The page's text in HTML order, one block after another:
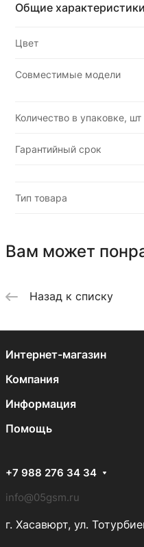
Общие характеристики
Цвет
Совместимые модели
Количество в упаковке, шт
Гарантийный срок
Тип товара
Вам может
Назад к списку
Интернет-магазин
Компания
Информация
Помощь
+7 988 276 34 34
info@05gsm.ru
г. Хасавюрт, ул.